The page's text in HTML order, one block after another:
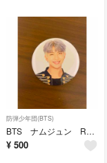
防弾少年団(BTS)
BTS ナムジュン RM 缶バッジ SYS Speak Your Self
¥ 500